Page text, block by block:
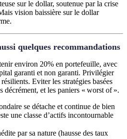
sur le dollar, soutenue par la crise
vision baissière sur le dollar
quelques recommandations
environ 20% en portefeuille, avec
garanti et non garanti. Privilégier
Eviter les stratégies basées
décrément, et les paniers « worst of ».
se détache et continue de bien
une classe d’actifs incontournable
par sa nature (hausse des taux